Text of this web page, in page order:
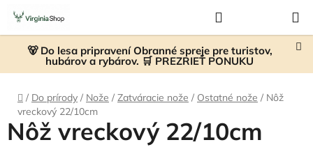
Prejsť
obsah
🐻 Do lesa pripravení Obranné spreje pre turistov,
hubárov a rybárov. 🛒 PREZRIEŤ PONUKU
KOŠÍK
Domov
/ Do prírody / Nože / Zatváracie nože / Ostatné nože / Nôž
vreckový 22/10cm
Nôž vreckový 22/10cm